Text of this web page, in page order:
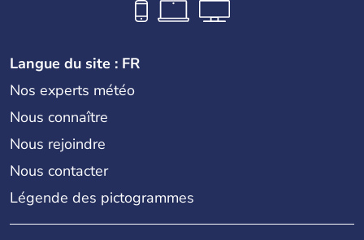
Langue du site : FR
Nos experts météo
Nous connaître
Nous rejoindre
Nous contacter
Légende des pictogrammes